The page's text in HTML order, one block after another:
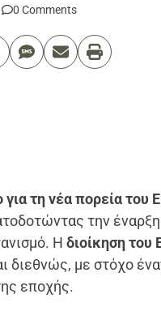
0 Comments
τη νέα πορεία
την έναρξη
Ηδιοίκηση του
διεθνώς, με στόχο
εποχής.